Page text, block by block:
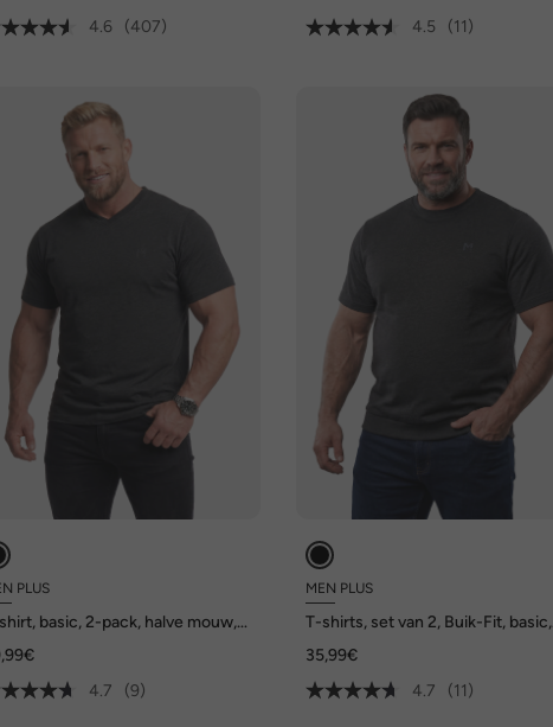
4.6
(407)
4.5
(11)
PLUS
basic, 2-pack, halve mouw,
4.7
(9)
MEN PLUS
T-shirts, set van 2, Buik-Fit, basic,
35,99€
4.7
(11)